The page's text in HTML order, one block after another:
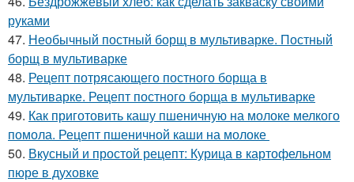
руками
47. Необычный постный борщ в мультиварке. Постный
борщ в мультиварке
48. Рецепт потрясающего постного борща в
мультиварке. Рецепт постного борща в мультиварке
49. Как приготовить кашу пшеничную на молоке мелкого
помола. Рецепт пшеничной каши на молоке
50. Вкусный и простой рецепт: Курица в картофельном
пюре в духовке